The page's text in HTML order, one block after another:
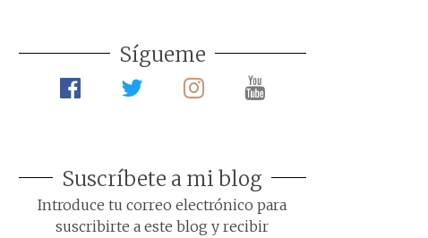
Sígueme
Suscríbete a mi blog
Introduce tu correo electrónico para
suscribirte a este blog y recibir